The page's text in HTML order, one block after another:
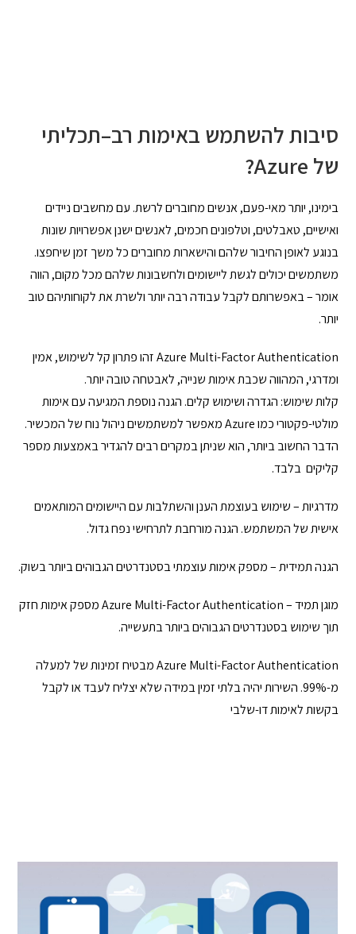
סיבות להשתמש באימות רב–תכליתי
של Azure
?
בימינו, יותר מאי-פעם, אנשים מחוברים לרשת. עם מחשבים ניידים
ואישיים, טאבלטים, וטלפונים חכמים, לאנשים ישנן אפשרויות שונות
בנוגע לאופן החיבור שלהם והישארות מחוברים כל משך זמן שיחפצו.
משתמשים יכולים לגשת ליישומים ולחשבונות שלהם מכל מקום, הווה
אומר – באפשרותם לקבל עבודה רבה יותר ולשרת את לקוחותיהם טוב
יותר.
Azure Multi-Factor Authentication זהו פתרון קל לשימוש, אמין
ומדרגי, המהווה שכבת אימות שנייה, לאבטחה טובה יותר.
קלות שימוש: הגדרה ושימוש קלים. הגנה נוספת המגיעה עם אימות
מולטי-פקטורי כמו Azure מאפשר למשתמשים ניהול נוח של המכשיר.
הדבר החשוב ביותר, הוא שניתן במקרים רבים להגדיר באמצעות מספר
קליקים בלבד.
מדרגיות – שימוש בעוצמת הענן והשתלבות עם היישומים המותאמים
אישית של המשתמש. הגנה מורחבת לתרחישי נפח גדול.
הגנה תמידית – מספק אימות עוצמתי בסטנדרטים הגבוהים ביותר בשוק.
מוגן תמיד – Azure Multi-Factor Authentication מספק אימות חזק
תוך שימוש בסטנדרטים הגבוהים ביותר בתעשייה.
Azure Multi-Factor Authentication מבטיח זמינות של למעלה
מ-99%. השירות יהיה בלתי זמין במידה שלא יצליח לעבד או לקבל
בקשות לאימות דו-שלבי